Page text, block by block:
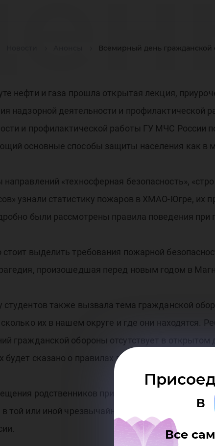
Всемирный день гражданской
в
Все
нефти и газа прошла открытая лекция,
надзорной деятельности и профилактической
и профилактической работы ГУ МЧС
основные способы защиты населения как в
«техносферная безопасность»,
узнали статистику пожаров в ХМАО-Югре, их
были рассмотрены правила поведения при
стоит выделить требования пожарной
произошедшая перед новым годом в
студентов также вызвала тема гражданской
их в нашем округе и где они находятся.
гражданской обороны отсутствует в
будет сказано о правилах поведения при
родственников при чрезвычайной
в той или иной чрезвычайной ситуации